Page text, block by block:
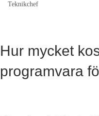
R
U
C
T
Teknikchef
Hur mycket
programvara